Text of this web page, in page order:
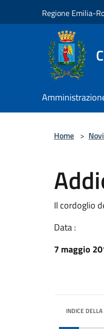
Regione Emilia-
Home >
Il cordoglio
Data :
7 maggio
INDICE